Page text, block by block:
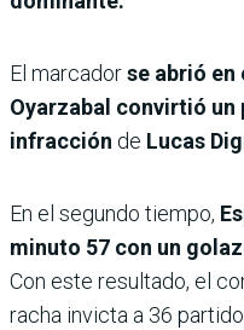
El marcadorse abrió en
Oyarzabal convirtió un
infracción de Lucas
En el segundo tiempo,
minuto 57 con un
Con este resultado, el
racha invicta a 36